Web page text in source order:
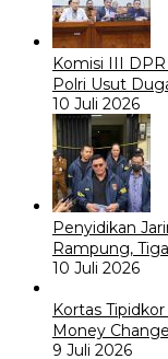
Komisi III
Polri Usut
10 Juli 2026
Penyidikan
Rampung,
10 Juli 2026
Kortas
Money
9 Juli 2026